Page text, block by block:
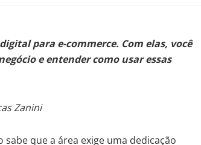
para e-commerce. Com elas, você
e entender como usar essas
Zanini
que a área exige uma dedicação